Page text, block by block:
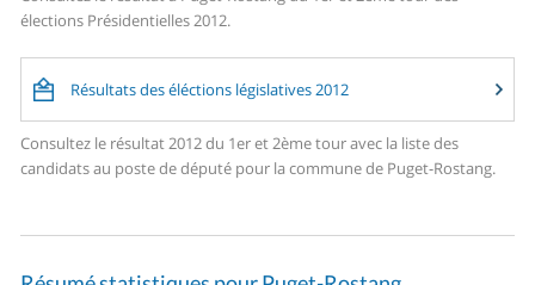
élections Présidentielles 2012.
Résultats des éléctions législatives 2012
Consultez le résultat 2012 du 1er et 2ème tour avec la liste des
candidats au poste de député pour la commune de Puget-Rostang.